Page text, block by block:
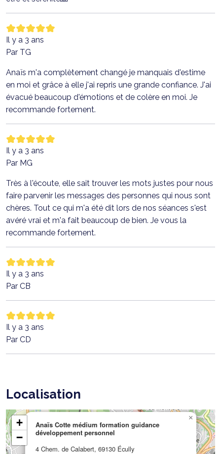
Il y a 3 ans
Par TG
Anaïs m'a complètement changé je manquais d'estime
en moi et grâce à elle j'ai repris une grande confiance. J'ai
évacué beaucoup d'émotions et de colère en moi. Je
recommande fortement.
Il y a 3 ans
Par MG
Très à l'écoute, elle sait trouver les mots justes pour nous
faire parvenir les messages des personnes qui nous sont
chères. Tout ce qui m'a été dit lors de nos séances s'est
avéré vrai et m'a fait beaucoup de bien. Je vous la
recommande fortement.
Il y a 3 ans
Par CB
Il y a 3 ans
Par CD
Localisation
Anaïs Cotte médium formation guidance
développement personnel
4 Chem. de Calabert, 69130 Écully
×
+
−